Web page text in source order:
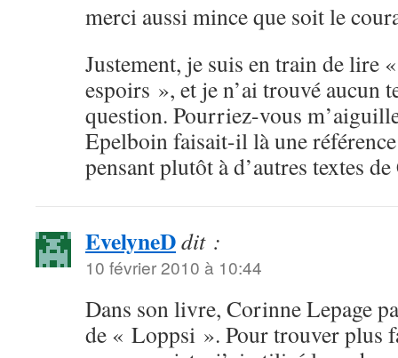
merci aussi mince que soit le
Justement, je suis en train de lire
espoirs », et je n’ai trouvé aucun
question. Pourriez-vous
Epelboin faisait-il là une
pensant plutôt à d’autres textes
EvelyneDdit :
10 février 2010 à 10:44
Dans son livre, Corinne Lepage
de « Loppsi ». Pour trouver plus